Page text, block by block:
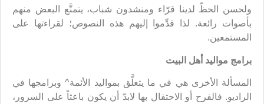
ولحسن الحظّ لدينا قرّاء ومنشدون شباب، يتمتَّع البعض منهم
بأصوات رائعة. لذا قدِّموا إليهم هذه النصوص؛ لقراءتها على
المستمعين.
برامج مواليد أهل البيت
المسألة الأخرى هي في ما يتعلَّق بمواليد الأئمة^ وبرامجها في
الراديو. فالفرح أو الاحتفال بها لابدّ أن يكون باعثاً على السرور،